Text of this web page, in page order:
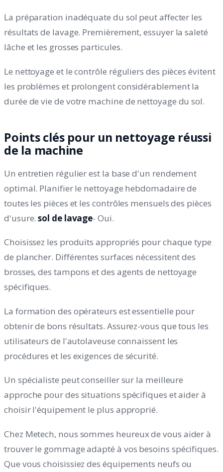
La préparation inadéquate du sol peut affecter les
résultats de lavage. Premièrement, essuyer la saleté
lâche et les grosses particules.
Le nettoyage et le contrôle réguliers des pièces évitent
les problèmes et prolongent considérablement la
durée de vie de votre machine de nettoyage du sol.
Points clés pour un nettoyage réussi
de la machine
Un entretien régulier est la base d'un rendement
optimal. Planifier le nettoyage hebdomadaire de
toutes les pièces et les contrôles mensuels des pièces
d'usure.sol de lavage- Oui.
Choisissez les produits appropriés pour chaque type
de plancher. Différentes surfaces nécessitent des
brosses, des tampons et des agents de nettoyage
spécifiques.
La formation des opérateurs est essentielle pour
obtenir de bons résultats. Assurez-vous que tous les
utilisateurs de l'autolaveuse connaissent les
procédures et les exigences de sécurité.
Un spécialiste peut conseiller sur la meilleure
approche pour des situations spécifiques et aider à
choisir l'équipement le plus approprié.
Chez Metech, nous sommes heureux de vous aider à
trouver le gommage adapté à vos besoins spécifiques.
Que vous choisissiez des équipements neufs ou